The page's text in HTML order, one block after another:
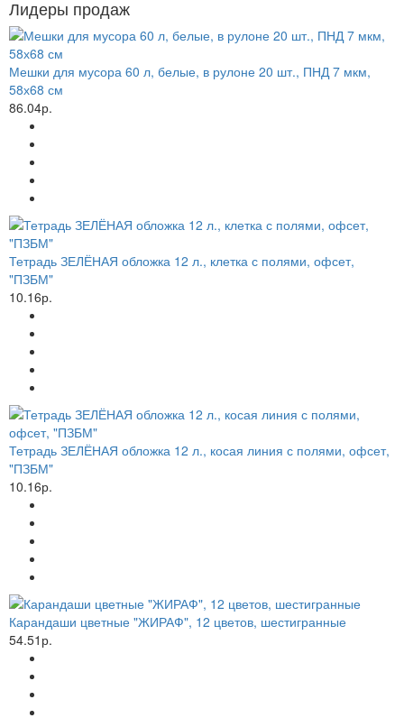
Лидеры продаж
Мешки для мусора 60 л, белые, в рулоне 20 шт., ПНД 7 мкм,
58х68 см
86.04р.
Тетрадь ЗЕЛЁНАЯ обложка 12 л., клетка с полями, офсет,
"ПЗБМ"
10.16р.
Тетрадь ЗЕЛЁНАЯ обложка 12 л., косая линия с полями, офсет,
"ПЗБМ"
10.16р.
Карандаши цветные "ЖИРАФ", 12 цветов, шестигранные
54.51р.